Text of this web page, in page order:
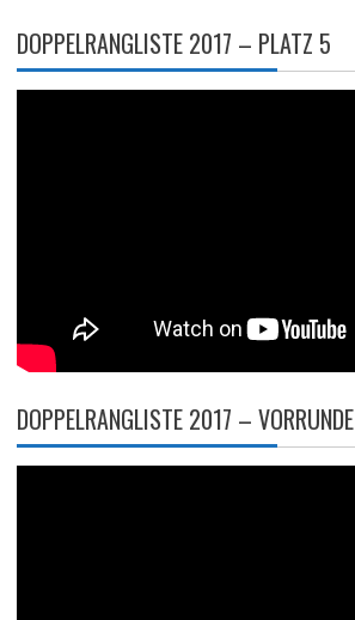
DOPPELRANGLISTE 2017 – PLATZ 5
DOPPELRANGLISTE 2017 – VORRUNDE